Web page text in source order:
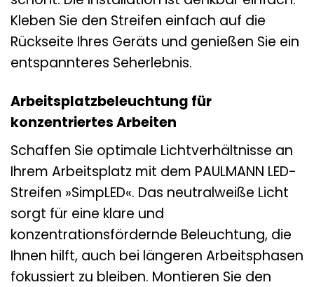
Kleben Sie den Streifen einfach auf die
Rückseite Ihres Geräts und genießen Sie ein
entspannteres Seherlebnis.
Arbeitsplatzbeleuchtung für
konzentriertes Arbeiten
Schaffen Sie optimale Lichtverhältnisse an
Ihrem Arbeitsplatz mit dem PAULMANN LED-
Streifen »SimpLED«. Das neutralweiße Licht
sorgt für eine klare und
konzentrationsfördernde Beleuchtung, die
Ihnen hilft, auch bei längeren Arbeitsphasen
fokussiert zu bleiben. Montieren Sie den